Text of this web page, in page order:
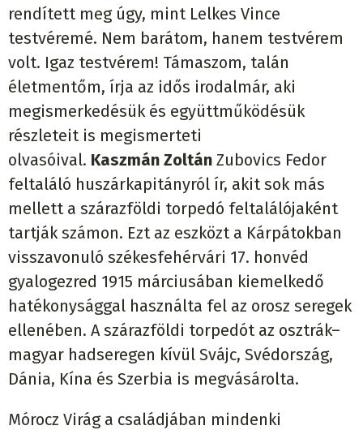
rendített meg úgy, mint Lelkes Vince
testvéremé. Nem barátom, hanem testvérem
volt. Igaz testvérem! Támaszom, talán
életmentőm, írja az idős irodalmár, aki
megismerkedésük és együttműködésük
részleteit is megismerteti
olvasóival. Kaszmán Zoltán Zubovics Fedor
feltaláló huszárkapitányról ír, akit sok más
mellett a szárazföldi torpedó feltalálójaként
tartják számon. Ezt az eszközt a Kárpátokban
visszavonuló székesfehérvári 17. honvéd
gyalogezred 1915 márciusában kiemelkedő
hatékonysággal használta fel az orosz seregek
ellenében. A szárazföldi torpedót az osztrák–
magyar hadseregen kívül Svájc, Svédország,
Dánia, Kína és Szerbia is megvásárolta.
Mórocz Virág a családjában mindenki